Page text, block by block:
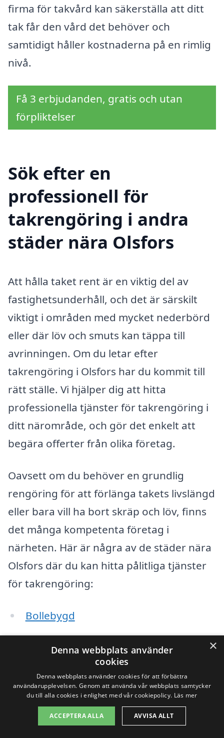
firma för takvård kan säkerställa att ditt
tak får den vård det behöver och
samtidigt håller kostnaderna på en rimlig
nivå.
Få 3 erbjudanden, gratis och utan
förpliktelser
Sök efter en
professionell för
takrengöring i andra
städer nära Olsfors
Att hålla taket rent är en viktig del av
fastighetsunderhåll, och det är särskilt
viktigt i områden med mycket nederbörd
eller där löv och smuts kan täppa till
avrinningen. Om du letar efter
takrengöring i Olsfors har du kommit till
rätt ställe. Vi hjälper dig att hitta
professionella tjänster för takrengöring i
ditt närområde, och gör det enkelt att
begära offerter från olika företag.
Oavsett om du behöver en grundlig
rengöring för att förlänga takets livslängd
eller bara vill ha bort skräp och löv, finns
det många kompetenta företag i
närheten. Här är några av de städer nära
Olsfors där du kan hitta pålitliga tjänster
för takrengöring:
Bollebygd
Alebäck
Kullavik
Björketorp
×
Denna webbplats använder
cookies
Denna webbplats använder cookies för att förbättra
användarupplevelsen. Genom att använda vår webbplats samtycker
du till alla cookies i enlighet med vår cookiepolicy. Läs mer
ACCEPTERA ALLA AVVISA ALLT